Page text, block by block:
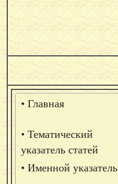
• Главная
• Тематический
указатель статей
• Именной указатель